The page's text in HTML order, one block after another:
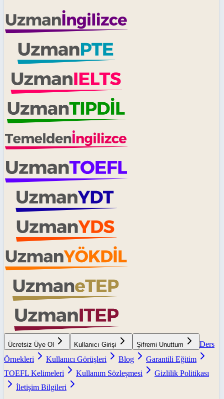
Ücretsiz Üye Ol Kullanıcı Girişi Şifremi Unuttum
Ders
Örnekleri
Kullanıcı Görüşleri Blog
Garantili Eğitim
TOEFL Kelimeleri
Kullanım Sözleşmesi
Gizlilik Politikası
İletişim Bilgileri